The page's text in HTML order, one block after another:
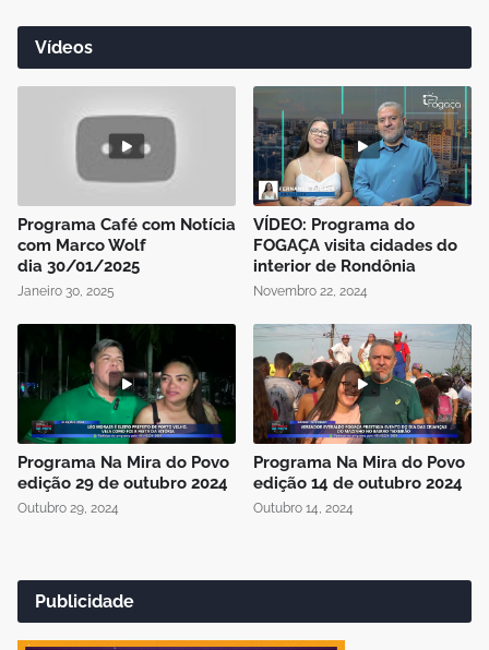
Vídeos
Programa Café com Notícia
com Marco Wolf
dia 30/01/2025
Janeiro 30, 2025
VÍDEO: Programa do
FOGAÇA visita cidades do
interior de Rondônia
Novembro 22, 2024
Programa Na Mira do Povo
edição 29 de outubro 2024
Outubro 29, 2024
Programa Na Mira do Povo
edição 14 de outubro 2024
Outubro 14, 2024
Publicidade